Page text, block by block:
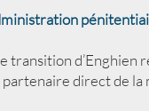
transition
direct de la